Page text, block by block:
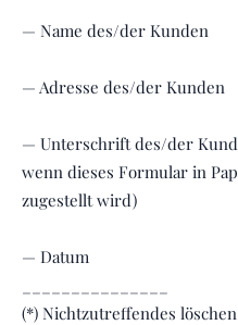
— Name des/der Kunden
— Adresse des/der Kunden
— Unterschrift des/der
wenn dieses Formular in
zugestellt wird)
— Datum
(*) Nichtzutreffendes